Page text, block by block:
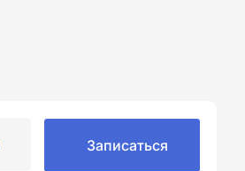
Записаться